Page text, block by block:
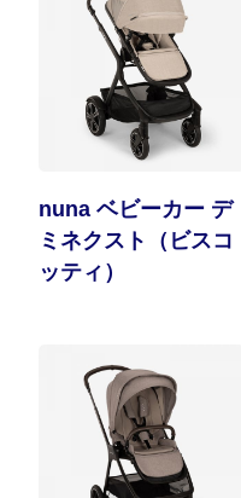
nuna ベビーカー デ
ミネクスト（ビスコ
ッティ）